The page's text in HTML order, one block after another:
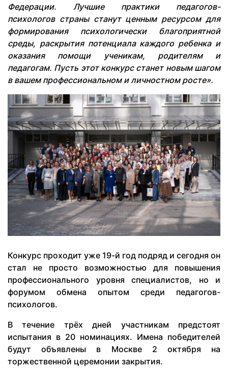
Федерации. Лучшие практики педагогов-
психологов страны станут ценным ресурсом для
формирования психологически благоприятной
среды, раскрытия потенциала каждого ребенка и
оказания помощи ученикам, родителям и
педагогам. Пусть этот конкурс станет новым шагом
в вашем профессиональном и личностном росте».
Конкурс проходит уже 19-й год подряд и сегодня он
стал не просто возможностью для повышения
профессионального уровня специалистов, но и
форумом обмена опытом среди педагогов-
психологов.
В течение трёх дней участникам предстоят
испытания в 20 номинациях. Имена победителей
будут объявлены в Москве 2 октября на
торжественной церемонии закрытия.